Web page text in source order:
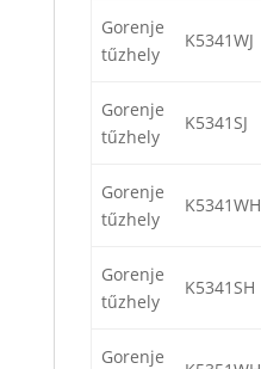
Gorenje
tűzhely
K5341WJ
Gorenje
tűzhely
K5341SJ
Gorenje
tűzhely
K5341WH
Gorenje
tűzhely
K5341SH
Gorenje